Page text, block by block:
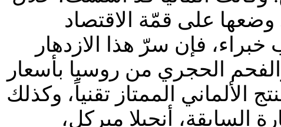
وضعها على قمّة الاقتصاد
خبراء، فإن سرّ هذا الازدهار
الحجري من روسيا بأسعار
الممتاز تقنياً، وكذلك
السابقة، أنجيلا ميركل،